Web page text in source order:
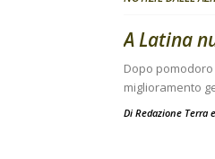
A Latina
Dopo
miglioramento
Di Redazione Terra